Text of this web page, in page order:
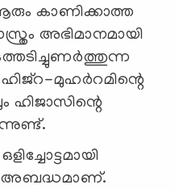
കാണിക്കാത്ത
അഭിമാനമായി
ഹിജ്‌റ-മുഹര്‍റമിന്റെ
ഹിജാസിന്റെ
അബദ്ധമാണ്.